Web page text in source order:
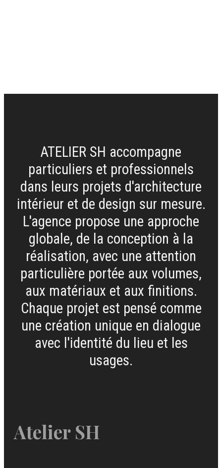
ATELIER SH accompagne
particuliers et professionnels
dans leurs projets d'architecture
intérieur et de design sur mesure.
L'agence propose une approche
globale, de la conception à la
réalisation, avec une attention
particulière portée aux volumes,
aux matériaux et aux finitions.
Chaque projet est pensé comme
une création unique en dialogue
avec l'identité du lieu et les
usages.
Atelier SH